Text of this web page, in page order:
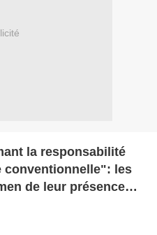
la responsabilité
conventionnelle": les
de leur présence